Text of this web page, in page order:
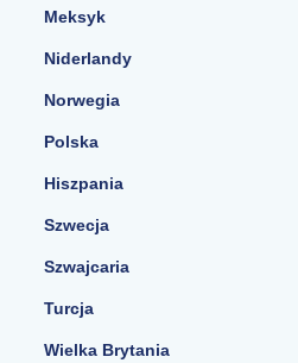
Meksyk
Niderlandy
Norwegia
Polska
Hiszpania
Szwecja
Szwajcaria
Turcja
Wielka Brytania